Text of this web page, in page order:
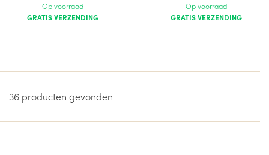
Op voorraad
GRATIS VERZENDING
Op voorraad
GRATIS VERZENDING
36 producten gevonden